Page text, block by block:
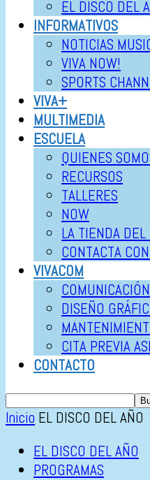
EL DISCO DEL
INFORMATIVOS
NOTICIAS
VIVA NOW!
SPORTS
VIVA+
MULTIMEDIA
ESCUELA
QUIENES
RECURSOS
TALLERES
NOW
LA TIENDA DEL
CONTACTA
VIVACOM
COMUNICACIÓN
DISEÑO
CITA PREVIA
CONTACTO
Inicio EL DISCO DEL AÑO
EL DISCO DEL AÑO
PROGRAMAS